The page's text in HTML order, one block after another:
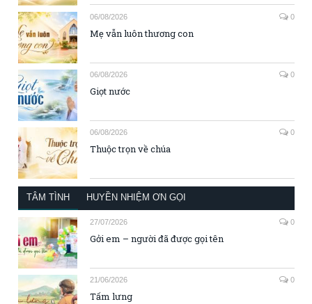
06/08/2026 0
Mẹ vẫn luôn thương con
06/08/2026 0
Giọt nước
06/08/2026 0
Thuộc trọn về chúa
TÂM TÌNH HUYỀN NHIỆM ƠN GỌI
27/07/2026 0
Gởi em – người đã được gọi tên
21/06/2026 0
Tấm lưng